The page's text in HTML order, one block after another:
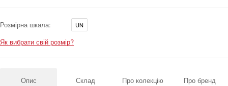
Розмірна шкала: UN
Як вибрати свій розмір?
Опис Склад Про колекцію Про бренд